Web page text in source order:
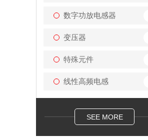
数字功放电感器
变压器
特殊元件
线性高频电感
SEE MORE